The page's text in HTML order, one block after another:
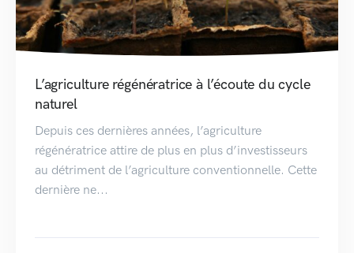
L’agriculture régénératrice à l’écoute du cycle
naturel
Depuis ces dernières années, l’agriculture
régénératrice attire de plus en plus d’investisseurs
au détriment de l’agriculture conventionnelle. Cette
dernière ne...